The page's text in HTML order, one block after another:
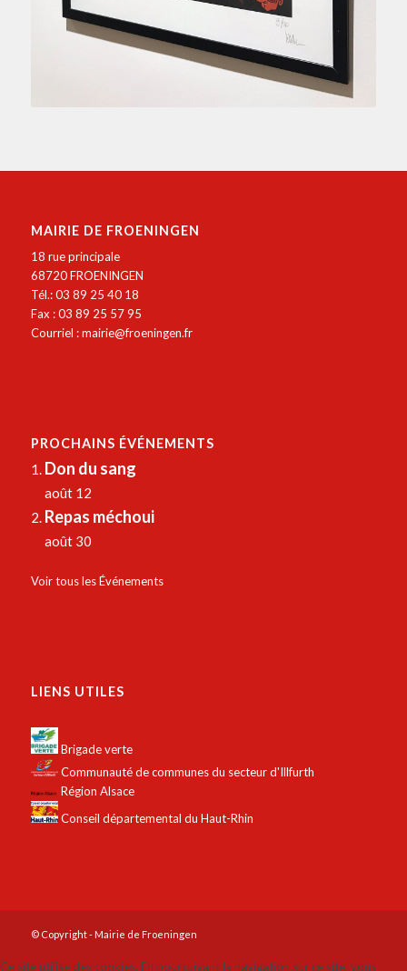
MAIRIE DE FROENINGEN
18 rue principale
68720 FROENINGEN
Tél.: 03 89 25 40 18
Fax : 03 89 25 57 95
Courriel :mairie@froeningen.fr
PROCHAINS ÉVÉNEMENTS
Don du sang
août 12
Repas méchoui
août 30
Voir tous les Événements
LIENS UTILES
Brigade verte
Communauté de communes du secteur d'Illfurth
Région Alsace
Conseil départemental du Haut-Rhin
© Copyright - Mairie de Froeningen
Ce site utilise des cookies. En poursuivant la navigation sur ce site, vous